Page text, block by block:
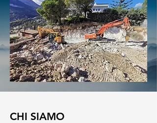
CHI SIAMO